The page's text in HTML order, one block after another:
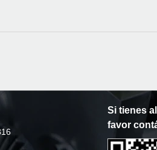
Si tienes
favor